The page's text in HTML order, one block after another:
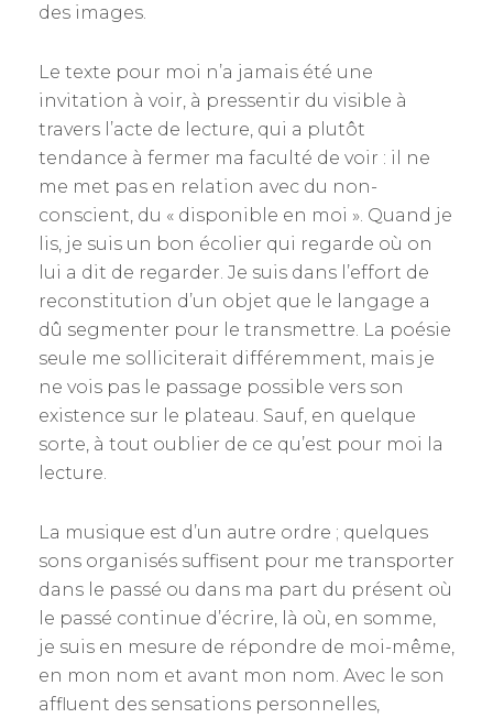
des images.
Le texte pour moi n’a jamais été une
invitation à voir, à pressentir du visible à
travers l’acte de lecture, qui a plutôt
tendance à fermer ma faculté de voir : il ne
me met pas en relation avec du non-
conscient, du « disponible en moi ». Quand je
lis, je suis un bon écolier qui regarde où on
lui a dit de regarder. Je suis dans l’effort de
reconstitution d’un objet que le langage a
dû segmenter pour le transmettre. La poésie
seule me solliciterait différemment, mais je
ne vois pas le passage possible vers son
existence sur le plateau. Sauf, en quelque
sorte, à tout oublier de ce qu’est pour moi la
lecture.
La musique est d’un autre ordre ; quelques
sons organisés suffisent pour me transporter
dans le passé ou dans ma part du présent où
le passé continue d’écrire, là où, en somme,
je suis en mesure de répondre de moi-même,
en mon nom et avant mon nom. Avec le son
affluent des sensations personnelles,